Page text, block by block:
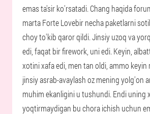
emas ta'sir ko'rsatadi. Chang haqida
marta Forte Lovebir necha paketlarni
choy to'kib qaror qildi. Jinsiy uzoq va
edi, faqat bir firework, uni edi. Keyin,
xotini xafa edi, men tan oldi, ammo keyin
jinsiy asrab-avaylash oz mening yolg'on
muhim ekanligini u tushundi. Endi uning
yoqtirmaydigan bu chora ichish uchun